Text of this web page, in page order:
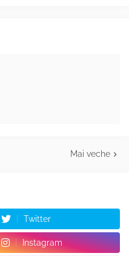
Mai veche
Twitter
Instagram